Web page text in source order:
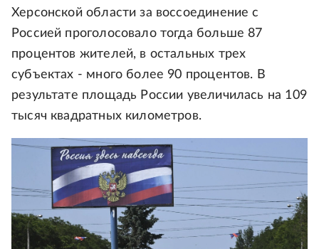
Херсонской области за воссоединение с
Россией проголосовало тогда больше 87
процентов жителей, в остальных трех
субъектах - много более 90 процентов. В
результате площадь России увеличилась на 109
тысяч квадратных километров.